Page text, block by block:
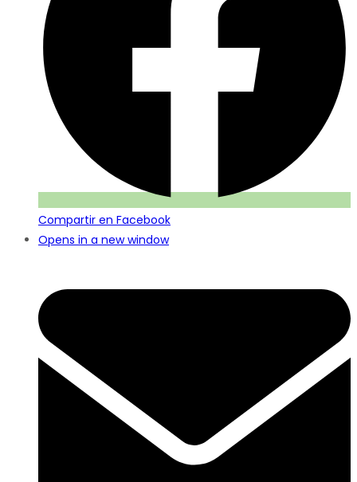
Compartir en Facebook
Opens in a new window